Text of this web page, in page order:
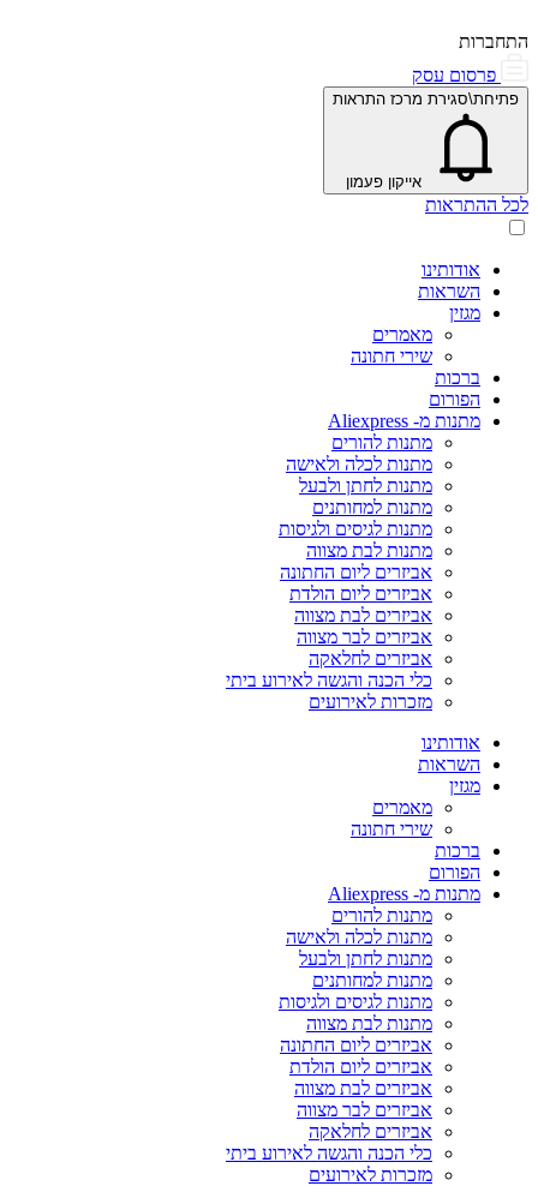
התחברות
פרסום עסק
פתיחת\סגירת מרכז התראות
אייקון פעמון
לכל ההתראות
אודותינו
השראות
מגזין
מאמרים
שירי חתונה
ברכות
הפורום
מתנות מ- Aliexpress
מתנות להורים
מתנות לכלה ולאישה
מתנות לחתן ולבעל
מתנות למחותנים
מתנות לגיסים ולגיסות
מתנות לבת מצווה
אביזרים ליום החתונה
אביזרים ליום הולדת
אביזרים לבת מצווה
אביזרים לבר מצווה
אביזרים לחלאקה
כלי הכנה והגשה לאירוע ביתי
מזכרות לאירועים
אודותינו
השראות
מגזין
מאמרים
שירי חתונה
ברכות
הפורום
מתנות מ- Aliexpress
מתנות להורים
מתנות לכלה ולאישה
מתנות לחתן ולבעל
מתנות למחותנים
מתנות לגיסים ולגיסות
מתנות לבת מצווה
אביזרים ליום החתונה
אביזרים ליום הולדת
אביזרים לבת מצווה
אביזרים לבר מצווה
אביזרים לחלאקה
כלי הכנה והגשה לאירוע ביתי
מזכרות לאירועים